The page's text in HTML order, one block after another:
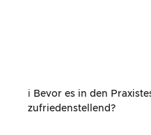
ℹ️ Bevor es in den
zufriedenstellend?